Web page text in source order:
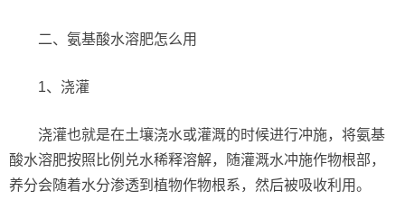
二、氨基酸水溶肥怎么用
1、浇灌
浇灌也就是在土壤浇水或灌溉的时候进行冲施，将氨基
酸水溶肥按照比例兑水稀释溶解，随灌溉水冲施作物根部，
养分会随着水分渗透到植物作物根系，然后被吸收利用。